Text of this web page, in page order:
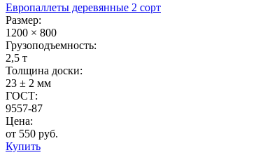
Европаллеты деревянные 2 сорт
Размер:
1200 × 800
Грузоподъемность:
2,5 т
Толщина доски:
23 ± 2 мм
ГОСТ:
9557-87
Цена:
от 550 руб.
Купить